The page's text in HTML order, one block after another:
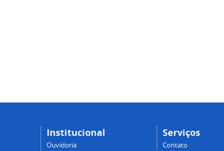
Institucional
Ouvidoria
Serviços
Contato